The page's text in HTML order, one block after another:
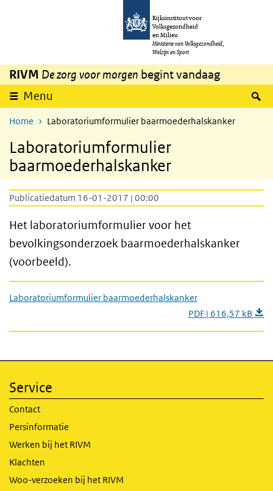
Overslaan en naar de inhoud gaan
Rijksinstituut voor
Volksgezondheid
en Milieu
Ministerie van Volksgezondheid,
Welzijn en Sport
RIVM De zorg voor morgen begint vandaag
Menu
Home Laboratoriumformulier baarmoederhalskanker
Laboratoriumformulier
baarmoederhalskanker
Publicatiedatum 16-01-2017 | 00:00
Het laboratoriumformulier voor het
bevolkingsonderzoek baarmoederhalskanker
(voorbeeld).
Laboratoriumformulier baarmoederhalskanker
PDF | 616,57 kB
Service
Contact
Persinformatie
Werken bij het RIVM
Klachten
Woo-verzoeken bij het RIVM